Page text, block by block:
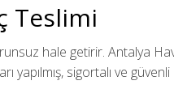
Teslimi
hale getirir. Antalya
yapılmış, sigortalı ve